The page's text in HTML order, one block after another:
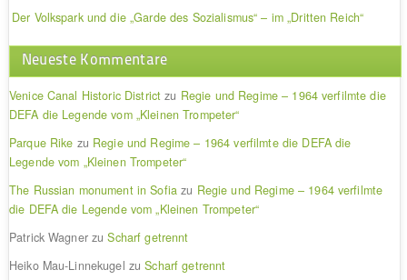
Der Volkspark und die „Garde des Sozialismus“ – im „Dritten Reich“
Neueste Kommentare
Venice Canal Historic District zu Regie und Regime – 1964 verfilmte die
DEFA die Legende vom „Kleinen Trompeter“
Parque Rike zu Regie und Regime – 1964 verfilmte die DEFA die
Legende vom „Kleinen Trompeter“
The Russian monument in Sofia zu Regie und Regime – 1964 verfilmte
die DEFA die Legende vom „Kleinen Trompeter“
Patrick WagnerzuScharf getrennt
Heiko Mau-Linnekugel zuScharf getrennt